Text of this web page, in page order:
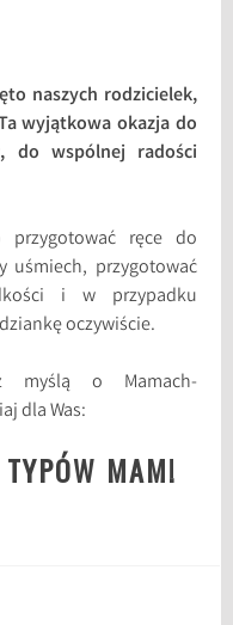
naszych rodzicielek,
wyjątkowa okazja do
do wspólnej radości
ręce do
uśmiech, przygotować
i w przypadku
oczywiście.
o Mamach-
dla Was:
MAM!